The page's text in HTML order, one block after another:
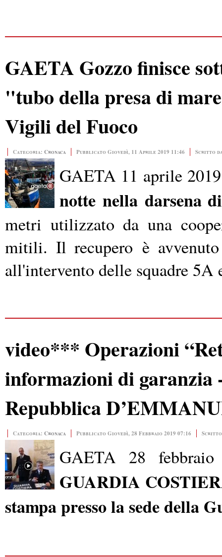
GAETA Gozzo finisce
"tubo della presa di
Vigili del Fuoco
Categoria: Cronaca Pubblicato Giovedì, 11 Aprile 2019 11:46 Scritto
GAETA 11 aprile
notte nella darsena
metri utilizzato da una
mitili. Il recupero è
all'intervento delle squadre
video*** Operazioni
informazioni di
Repubblica
Categoria: Cronaca Pubblicato Giovedì, 28 Febbraio 2019 07:16 Scritto
GAETA 28
GUARDIA
stampa presso la sede della